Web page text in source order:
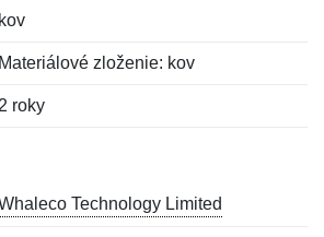
kov
Materiálové zloženie: kov
2 roky
Technology Limited